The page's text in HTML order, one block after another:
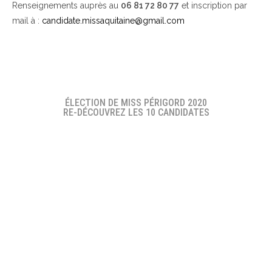
Renseignements auprès au 06 81 72 80 77 et inscription par
mail à : candidate.missaquitaine@gmail.com
ÉLECTION DE MISS PÉRIGORD 2020
RE-DÉCOUVREZ LES 10 CANDIDATES